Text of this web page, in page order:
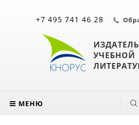
УЧЕБНОЙ
+7 495 741 46 28
МЕНЮ